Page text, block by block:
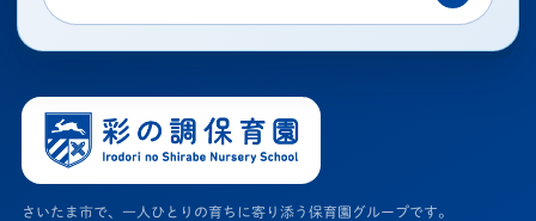
さいたま市で、一人ひとりの育ちに寄り添う保育園グループです。